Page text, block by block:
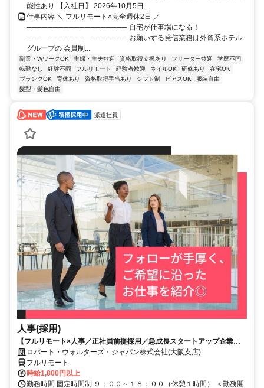
能性あり 【入社日】 2026年10月5日...
仕事内容 ＼ フルリモート×完全週休2日 ／
─────────────────── 自宅が仕事場になる！
─────────────────── お願いする発信業務は外資系ホテル
グループの 会員制...
副業・WワークOK 主婦・主夫歓迎 資格取得支援あり フリーター歓迎
学歴不問
転勤なし
経験不問 フルリモート 経験者歓迎 ネイルOK 研修あり
在宅OK
ブランクOK
育休あり 資格取得手当あり シフト制 ピアスOK
服装自由
髪型・髪色自由
派遣社員
人事(採用)
【フルリモート×人事／正社員前提採用／急成長スタートアップ企業／
英語】Robert Walters
ロバート・ウォルターズ・ジャパン株式会社(大阪支店)
フルリモート
時給1,800円以上
勤務時間 固定時間制 ９：００～１８：００（休憩１時間） ＜勤務開